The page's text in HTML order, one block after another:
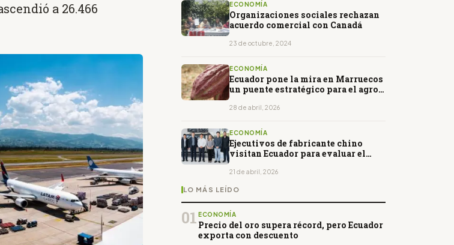
a 26.466
ECONOMÍA
Organizaciones sociales rechazan
acuerdo comercial con Canadá
23 de octubre, 2024
ECONOMÍA
Ecuador pone la mira en Marruecos
un puente estratégico para el agro
28 de abril, 2026
ECONOMÍA
Ejecutivos de fabricante chino
visitan Ecuador para evaluar el
21 de abril, 2026
LO MÁS LEÍDO
01 ECONOMÍA
Precio del oro supera récord, pero Ecuador
exporta con descuento